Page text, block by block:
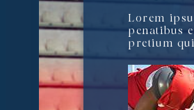
Lorem
penatibus
pretium